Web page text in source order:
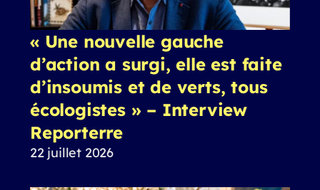
« Une nouvelle gauche
d’action a surgi, elle est faite
d’insoumis et de verts, tous
écologistes » – Interview
Reporterre
22 juillet 2026